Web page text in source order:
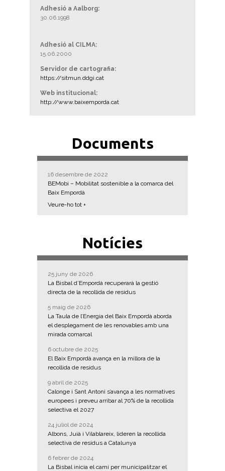
Adhesió a Aalborg:
30.06.1998
Adhesió al CILMA:
15.06.2000
Servidor de cartografia:
https://sitmun.ddgi.cat
Web institucional:
http://www.baixemporda.cat
Documents
16 desembre de 2022
BEMobi – Mobilitat sostenible a la comarca del
Baix Empordà
Veure-ho tot +
Notícies
25 juny de 2026
La Bisbal d’Empordà recuperarà la gestió
directa de la recollida de residus
5 maig de 2026
La Taula de l’Energia del Baix Empordà aborda
el desplegament de les renovables amb una
mirada comarcal
6 octubre de 2025
El Baix Empordà avança en la millora de la
recollida de residus
9 abril de 2025
Calonge i Sant Antoni s’avança a les normatives
europees i preveu arribar al 70% de la recollida
selectiva el 2027
24 juliol de 2024
Albons, Juià i Vilablareix, lideren la recollida
selectiva de residus a Catalunya
6 febrer de 2024
La Bisbal inicia el camí per municipalitzar el